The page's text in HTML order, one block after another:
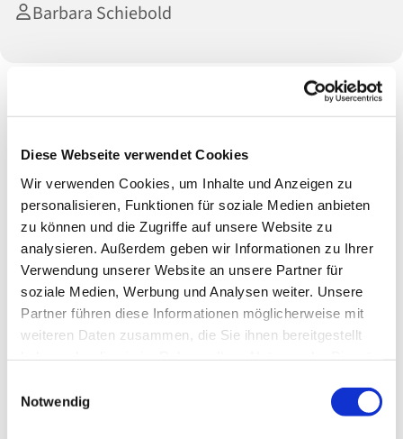
Diese Webseite verwendet Cookies
Wir verwenden Cookies, um Inhalte und Anzeigen zu
personalisieren, Funktionen für soziale Medien anbieten
zu können und die Zugriffe auf unsere Website zu
analysieren. Außerdem geben wir Informationen zu Ihrer
Verwendung unserer Website an unsere Partner für
soziale Medien, Werbung und Analysen weiter. Unsere
Partner führen diese Informationen möglicherweise mit
weiteren Daten zusammen, die Sie ihnen bereitgestellt
Notwendig
Barbara Schiebold
veranstaltet und der Chor begleitet besondere Gottesdienste.
Termin: montags von 20.00 – 21.30 Uhr
Ansprechpartnerin ist Kirchenmusikerin Barbara Schiebold
(barbara.schiebold@ekir.de)